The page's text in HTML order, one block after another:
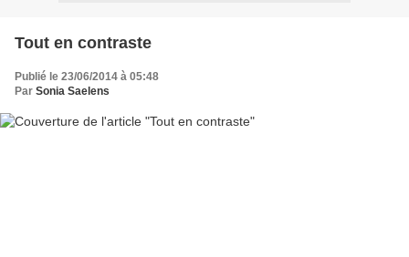
Tout en contraste
Publié le 23/06/2014 à 05:48
Par Sonia Saelens